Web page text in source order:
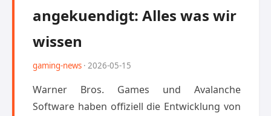
angekuendigt: Alles was wir
wissen
gaming-news · 2026-05-15
Warner Bros. Games und Avalanche
Software haben offiziell die Entwicklung von